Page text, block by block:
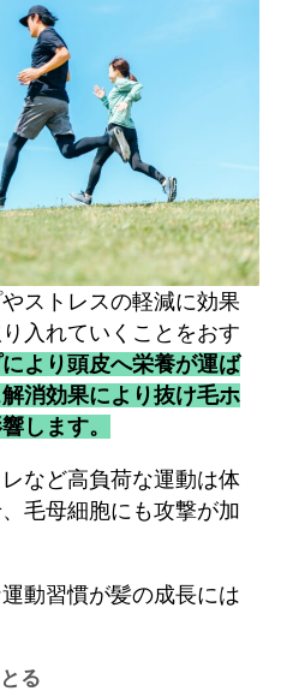
ストレスの軽減に効果
入れていくことをおす
より頭皮へ栄養が運ば
消効果により抜け毛ホ
します。
など高負荷な運動は体
毛母細胞にも攻撃が加
動習慣が髪の成長には
る